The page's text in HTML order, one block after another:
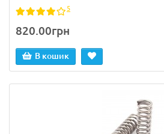
5
820.00грн
В кошик